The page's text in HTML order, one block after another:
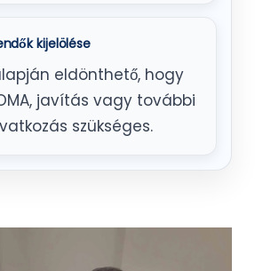
kijelölése
eldönthető, hogy
javítás vagy további
szükséges.